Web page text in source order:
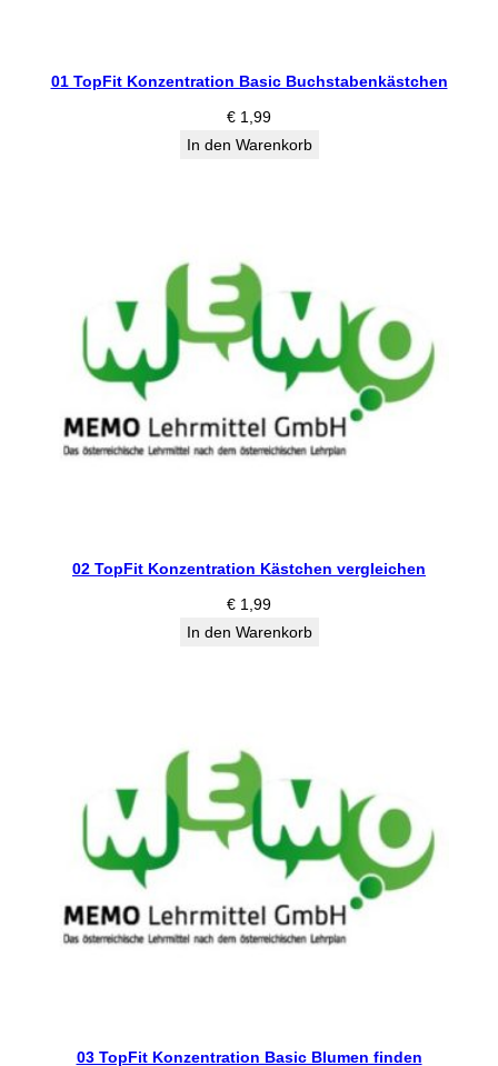
01 TopFit Konzentration Basic Buchstabenkästchen
€ 1,99
In den Warenkorb
02 TopFit Konzentration Kästchen vergleichen
€ 1,99
In den Warenkorb
03 TopFit Konzentration Basic Blumen finden